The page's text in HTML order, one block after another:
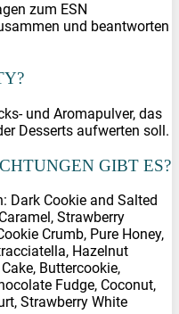
zum ESN
und beantworten
und Aromapulver, das
Desserts aufwerten soll.
GIBT ES?
Dark Cookie and Salted
Strawberry
Crumb, Pure Honey,
Hazelnut
Buttercookie,
Fudge, Coconut,
Strawberry White